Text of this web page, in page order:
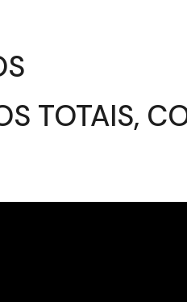
TOTAIS,